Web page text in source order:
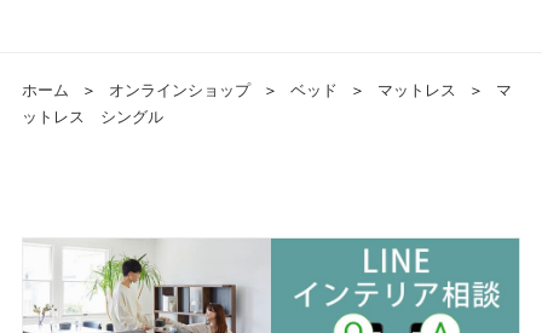
ホーム ＞ オンラインショップ ＞ ベッド ＞ マットレス ＞
マ
ットレス シングル